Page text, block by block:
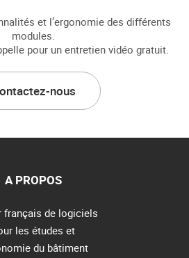
et l’ergonomie des différents
modules.
pour un entretien vidéo gratuit.
nous
A PROPOS
français de logiciels
les études et
du bâtiment